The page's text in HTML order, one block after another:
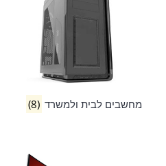
מחשבים לבית ולמשרד (8)